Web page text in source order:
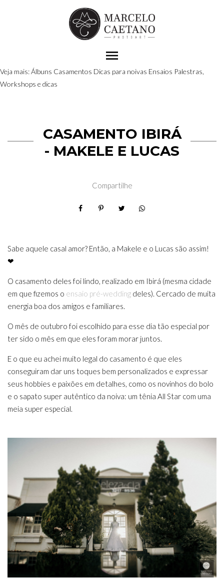
menu
Veja mais:Álbuns Casamentos Dicas para noivas Ensaios Palestras,
Workshops e dicas
CASAMENTO IBIRÁ
- MAKELE E LUCAS
Compartilhe
Sabe aquele casal amor? Então, a Makele e o Lucas são assim!
❤
O casamento deles foi lindo, realizado em Ibirá (mesma cidade
em que fizemos o ensaio pré-wedding deles). Cercado de muita
energia boa dos amigos e familiares.
O mês de outubro foi escolhido para esse dia tão especial por
ter sido o mês em que eles foram morar juntos.
E o que eu achei muito legal do casamento é que eles
conseguiram dar uns toques bem personalizados e expressar
seus hobbies e paixões em detalhes, como os novinhos do bolo
e o sapato super autêntico da noiva: um tênia All Star com uma
meia super especial.